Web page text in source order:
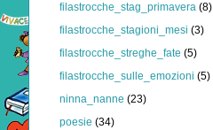
filastrocche_stag_primavera (8)
filastrocche_stagioni_mesi (3)
filastrocche_streghe_fate (5)
filastrocche_sulle_emozioni (5)
ninna_nanne (23)
poesie (34)